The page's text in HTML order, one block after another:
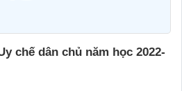
chế dân chủ năm học 2022-